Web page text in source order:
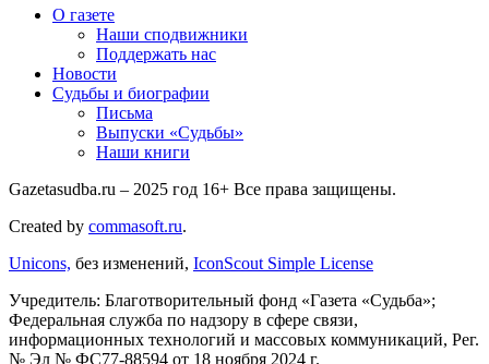
О газете
Наши сподвижники
Поддержать нас
Новости
Судьбы и биографии
Письма
Выпуски «Судьбы»
Наши книги
Gazetasudba.ru – 2025 год 16+ Все права защищены.
Created by commasoft.ru.
Unicons, без изменений, IconScout Simple License
Учредитель: Благотворительный фонд «Газета «Судьба»;
Федеральная служба по надзору в сфере связи,
информационных технологий и массовых коммуникаций, Рег.
№ Эл № ФС77-88594 от 18 ноября 2024 г.